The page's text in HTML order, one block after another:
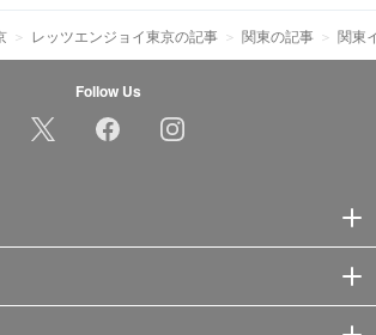
レッツエンジョイ東京の記事 関東の記事 関東
Follow Us